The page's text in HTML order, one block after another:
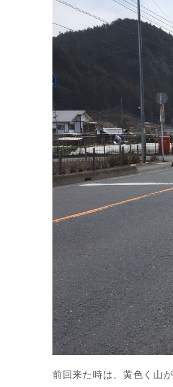
前回来た時は、黄色く山